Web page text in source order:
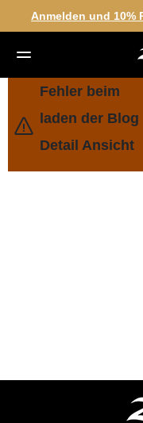
springen
Anmelden und 10%
Fehler beim
laden der Blog
Detail Ansicht